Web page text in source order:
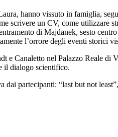
hanno vissuto in famiglia,
scrivere un CV, come utilizzare
di Majdanek, sesto
l’orrore degli eventi storici
e Canaletto nel Palazzo Reale
il dialogo scientifico.
dai partecipanti: “last but not